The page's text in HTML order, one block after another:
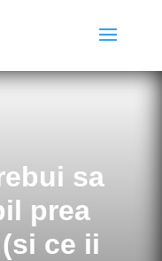
sa
prea
ce ii